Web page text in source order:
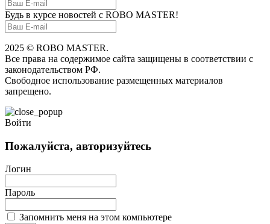
Будь в курсе новостей с ROBO MASTER!
2025 © ROBO MASTER.
Все права на содержимое сайта защищены в соответствии с
законодательством РФ.
Свободное использование размещенных материалов
запрещено.
Войти
Пожалуйста, авторизуйтесь
Логин
Пароль
Запомнить меня на этом компьютере